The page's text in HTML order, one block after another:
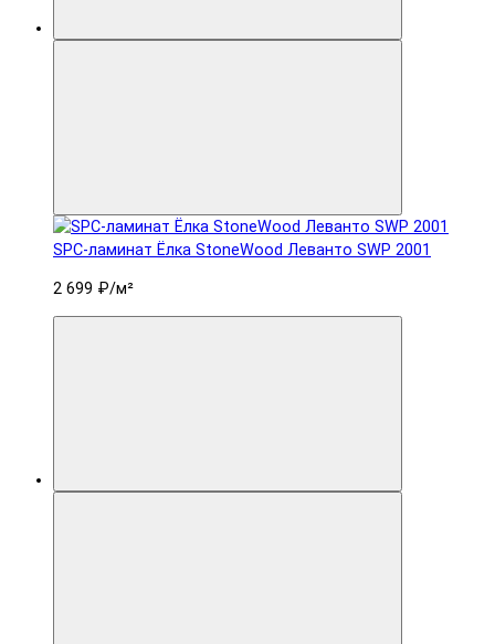
SPC-ламинат Ëлка StoneWood Леванто SWP 2001
2 699 ₽/м²